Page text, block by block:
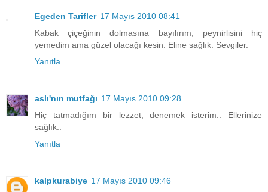
Egeden Tarifler 17 Mayıs 2010 08:41
Kabak çiçeğinin dolmasına bayılırım, peynirlisini hiç
yemedim ama güzel olacağı kesin. Eline sağlık. Sevgiler.
Yanıtla
aslı'nın mutfağı 17 Mayıs 2010 09:28
Hiç tatmadığım bir lezzet, denemek isterim.. Ellerinize
sağlık..
Yanıtla
kalpkurabiye 17 Mayıs 2010 09:46